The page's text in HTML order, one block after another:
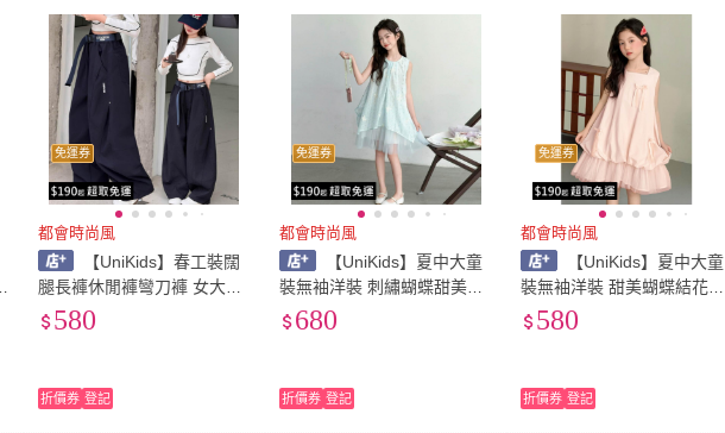
低溫宅配
定期配/分次配
貨到付款 超商付款
3 及以上 及以上
免運券
都會時尚風
【UniKids】春工裝闊
腿長褲休閒褲彎刀褲 女大童
裝 CVK34(藏青)
580
折價券 登記
免運券
都會時尚風
【UniKids】夏中大童
裝無袖洋裝 刺繡蝴蝶甜美連
身裙 女大童裝 CV6043(藍
680
折價券 登記
免運券
都會時尚風
【UniKids】夏中大童
裝無袖洋裝 甜美蝴蝶結花苞
裙連身裙 女大童裝 CV6603
580
折價券 登記